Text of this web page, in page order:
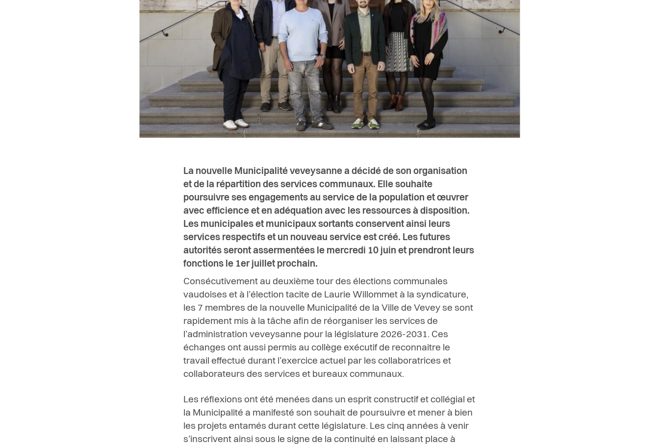
La nouvelle Municipalité veveysanne a décidé de son organisation
et de la répartition des services communaux. Elle souhaite
poursuivre ses engagements au service de la population et œuvrer
avec efficience et en adéquation avec les ressources à disposition.
Les municipales et municipaux sortants conservent ainsi leurs
services respectifs et un nouveau service est créé. Les futures
autorités seront assermentées le mercredi 10 juin et prendront leurs
fonctions le 1er juillet prochain.
Consécutivement au deuxième tour des élections communales
vaudoises et à l’élection tacite de Laurie Willommet à la syndicature,
les 7 membres de la nouvelle Municipalité de la Ville de Vevey se sont
rapidement mis à la tâche afin de réorganiser les services de
l’administration veveysanne pour la législature 2026-2031. Ces
échanges ont aussi permis au collège exécutif de reconnaitre le
travail effectué durant l’exercice actuel par les collaboratrices et
collaborateurs des services et bureaux communaux.
Les réflexions ont été menées dans un esprit constructif et collégial et
la Municipalité a manifesté son souhait de poursuivre et mener à bien
les projets entamés durant cette législature. Les cinq années à venir
s’inscrivent ainsi sous le signe de la continuité en laissant place à